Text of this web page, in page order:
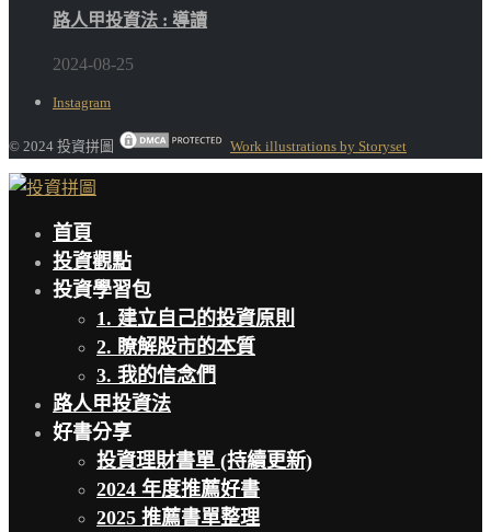
路人甲投資法 : 導讀
2024-08-25
Instagram
© 2024 投資拼圖 Work illustrations by Storyset
首頁
投資觀點
投資學習包
1. 建立自己的投資原則
2. 瞭解股市的本質
3. 我的信念們
路人甲投資法
好書分享
投資理財書單 (持續更新)
2024 年度推薦好書
2025 推薦書單整理